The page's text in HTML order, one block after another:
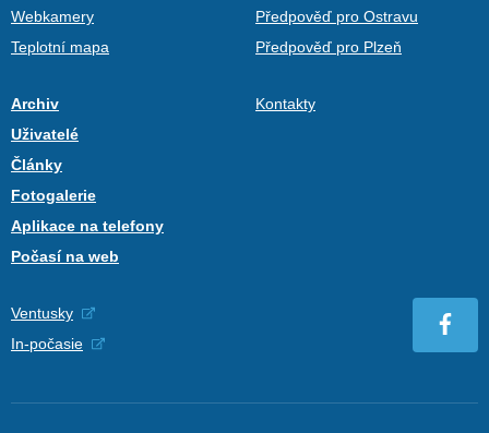
Webkamery
Teplotní mapa
Předpověď pro Ostravu
Předpověď pro Plzeň
Archiv
Uživatelé
Články
Fotogalerie
Aplikace na telefony
Počasí na web
Kontakty
Ventusky
In-počasie